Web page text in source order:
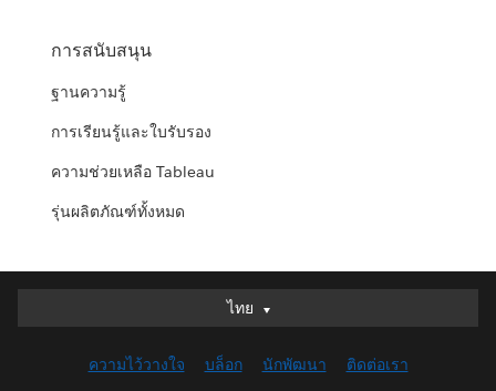
การสนับสนุน
ฐานความรู้
การเรียนรู้และใบรับรอง
ความช่วยเหลือ Tableau
รุ่นผลิตภัณฑ์ทั้งหมด
ไทย
ไทย
English (UK)
ความไว้วางใจ บล็อก นักพัฒนา ติดต่อเรา